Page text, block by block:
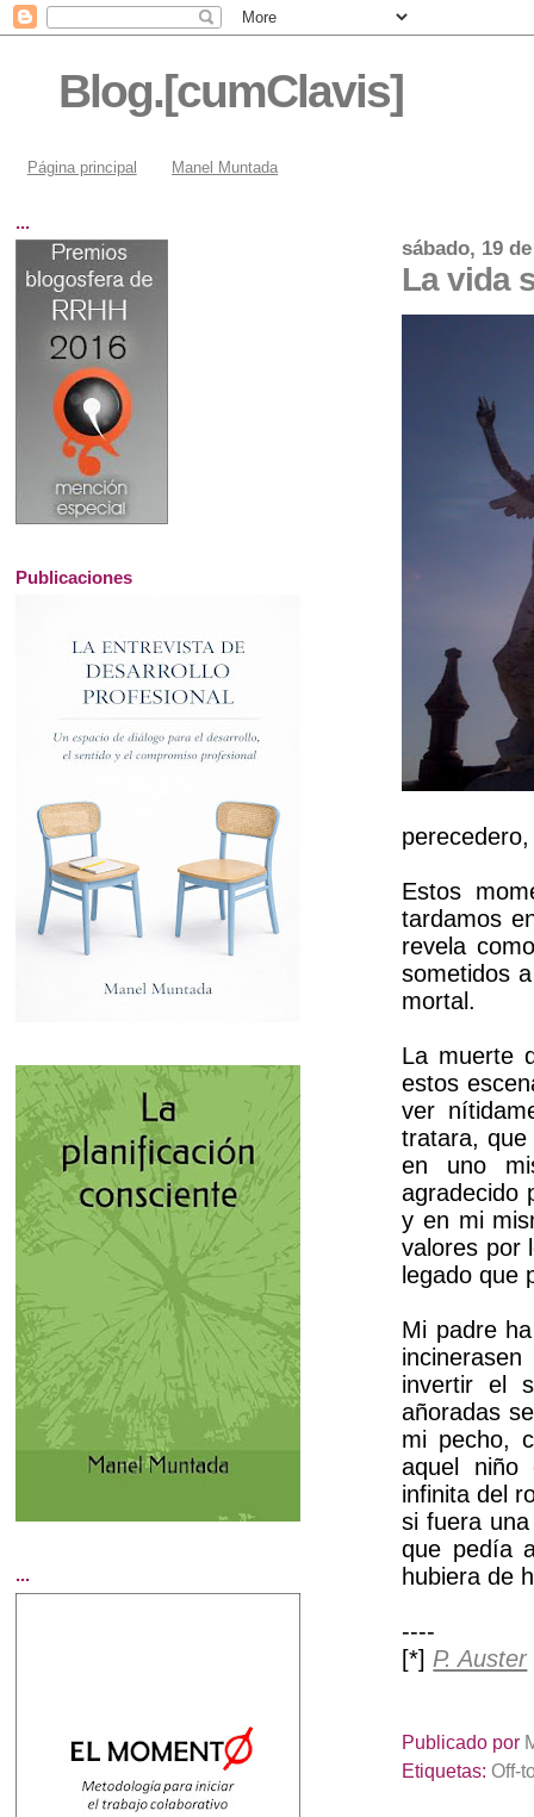
Blog.[cumClavis]
Página principal Manel Muntada
sábado, 19
La vida
Estos
tardamos
revela
sometidos
mortal.
La muerte
estos
ver
tratara, que
en uno
agradecido
y en mi
valores por
legado que
Mi padre
invertir el
añoradas
mi pecho,
aquel niño
infinita del
si fuera
que pedía
hubiera de
----
[*] P. Auster
Publicado por
Etiquetas:Off-
...
Publicaciones
...